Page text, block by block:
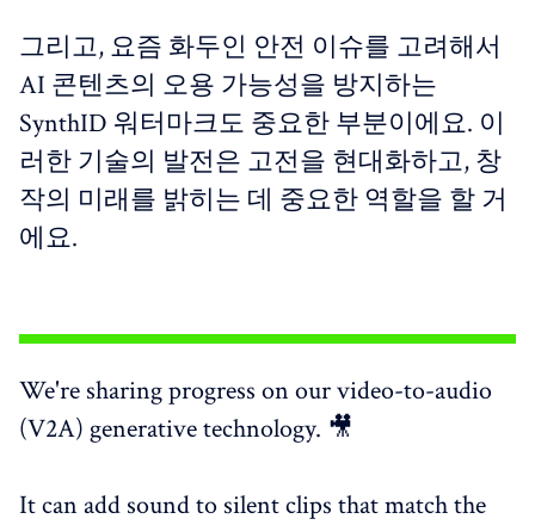
그리고, 요즘 화두인 안전 이슈를 고려해서
AI 콘텐츠의 오용 가능성을 방지하는
SynthID 워터마크도 중요한 부분이에요. 이
러한 기술의 발전은 고전을 현대화하고, 창
작의 미래를 밝히는 데 중요한 역할을 할 거
에요.
We're sharing progress on our video-to-audio
(V2A) generative technology. 🎥
It can add sound to silent clips that match the